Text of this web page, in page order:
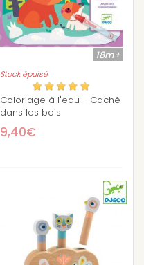
18m+
Stock épuisé
Coloriage à l'eau - Caché
dans les bois
9,40€